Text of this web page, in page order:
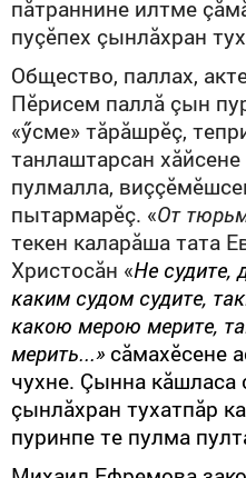
пăтраннине илтме
пуçӗпех çынлăхран
Общество, паллах,
Пӗрисем паллă çын
«ӳсме» тăрăшрӗç,
танлаштарсан
пулмалла,
пытармарӗç. «От
текен каларăша тата
Христосăн «Не судите,
каким судом судите,
какою мерою мерите,
мерить...» сăмахӗсене
чухне. Çынна кăшласа
çынлăхран тухатпăр
пуринпе те пулма